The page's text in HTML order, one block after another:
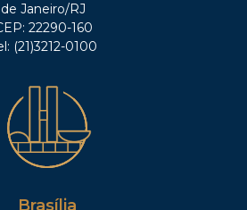
de Janeiro/RJ
22290-160
(21)3212-0100
Brasília